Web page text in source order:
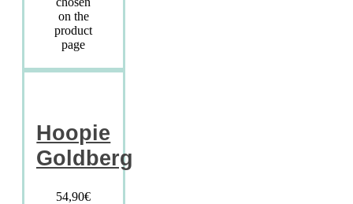
on the
product
page
Hoopie
Goldberg
54,90€